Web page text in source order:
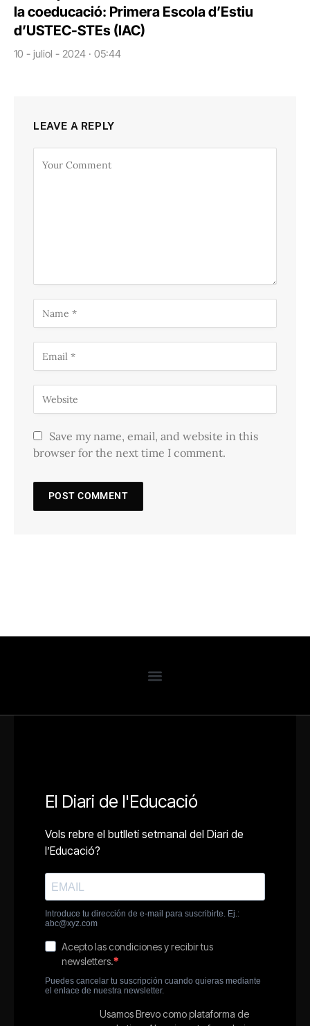
la coeducació: Primera Escola d’Estiu
d’USTEC-STEs (IAC)
10 - juliol - 2024 · 05:44
LEAVE A REPLY
Save my name, email, and website in this
browser for the next time I comment.